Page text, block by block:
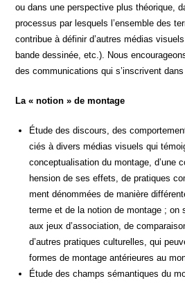
ou dans une pers­pec­tive plus théo­rique,
pro­ces­sus par les­quels l’ensemble des
contri­bue à défi­nir d’autres médias
bande des­si­née, etc.). Nous
des com­mu­ni­ca­tions qui s’inscrivent
La « notion » de montage
Étude des dis­cours, des
ciés à divers médias visuels qui
concep­tua­li­sa­tion du mon­tage, d’une
hen­sion de ses effets, de pra­tiques
ment dénom­mées de manière
terme et de la notion de mon­tage ; on
aux jeux d’association, de
d’autres pra­tiques cultu­relles, qui
formes de mon­tage anté­rieures au
Étude des champs séman­tiques du